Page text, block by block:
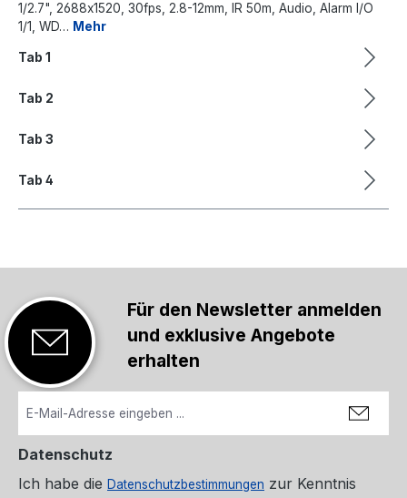
1/2.7", 2688x1520, 30fps, 2.8-12mm, IR 50m, Audio, Alarm I/O
1/1, WD… Mehr
Tab 1
Tab 2
Tab 3
Tab 4
Für den Newsletter anmelden
und exklusive Angebote
erhalten
Datenschutz
Ich habe die Datenschutzbestimmungen zur Kenntnis